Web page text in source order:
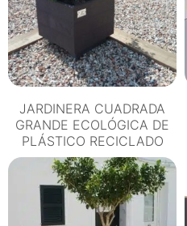
JARDINERA CUADRADA
GRANDE ECOLÓGICA DE
PLÁSTICO RECICLADO